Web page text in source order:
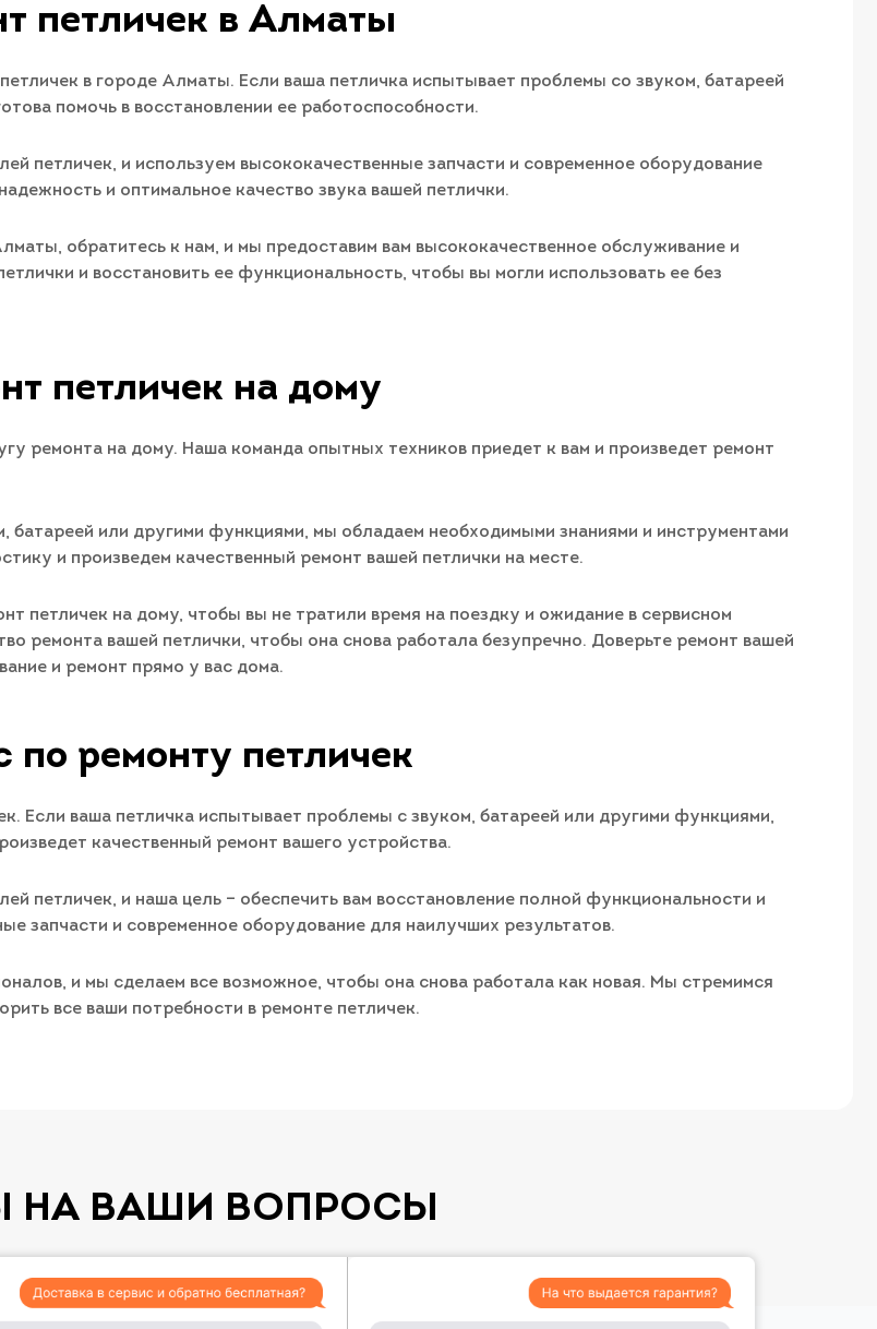
петличек в Алматы
в городе Алматы. Если ваша петличка испытывает проблемы со звуком, батареей
помочь в восстановлении ее работоспособности.
петличек, и используем высококачественные запчасти и современное оборудование
и оптимальное качество звука вашей петлички.
обратитесь к нам, и мы предоставим вам высококачественное обслуживание и
и восстановить ее функциональность, чтобы вы могли использовать ее без
петличек на дому
ремонта на дому. Наша команда опытных техников приедет к вам и произведет ремонт
батареей или другими функциями, мы обладаем необходимыми знаниями и инструментами
и произведем качественный ремонт вашей петлички на месте.
петличек на дому, чтобы вы не тратили время на поездку и ожидание в сервисном
ремонта вашей петлички, чтобы она снова работала безупречно. Доверьте ремонт вашей
и ремонт прямо у вас дома.
по ремонту петличек
Если ваша петличка испытывает проблемы с звуком, батареей или другими функциями,
качественный ремонт вашего устройства.
петличек, и наша цель – обеспечить вам восстановление полной функциональности и
запчасти и современное оборудование для наилучших результатов.
и мы сделаем все возможное, чтобы она снова работала как новая. Мы стремимся
все ваши потребности в ремонте петличек.
НА ВАШИ ВОПРОСЫ